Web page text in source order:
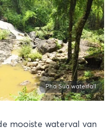
Pha Sua waterfall
mooiste waterval van